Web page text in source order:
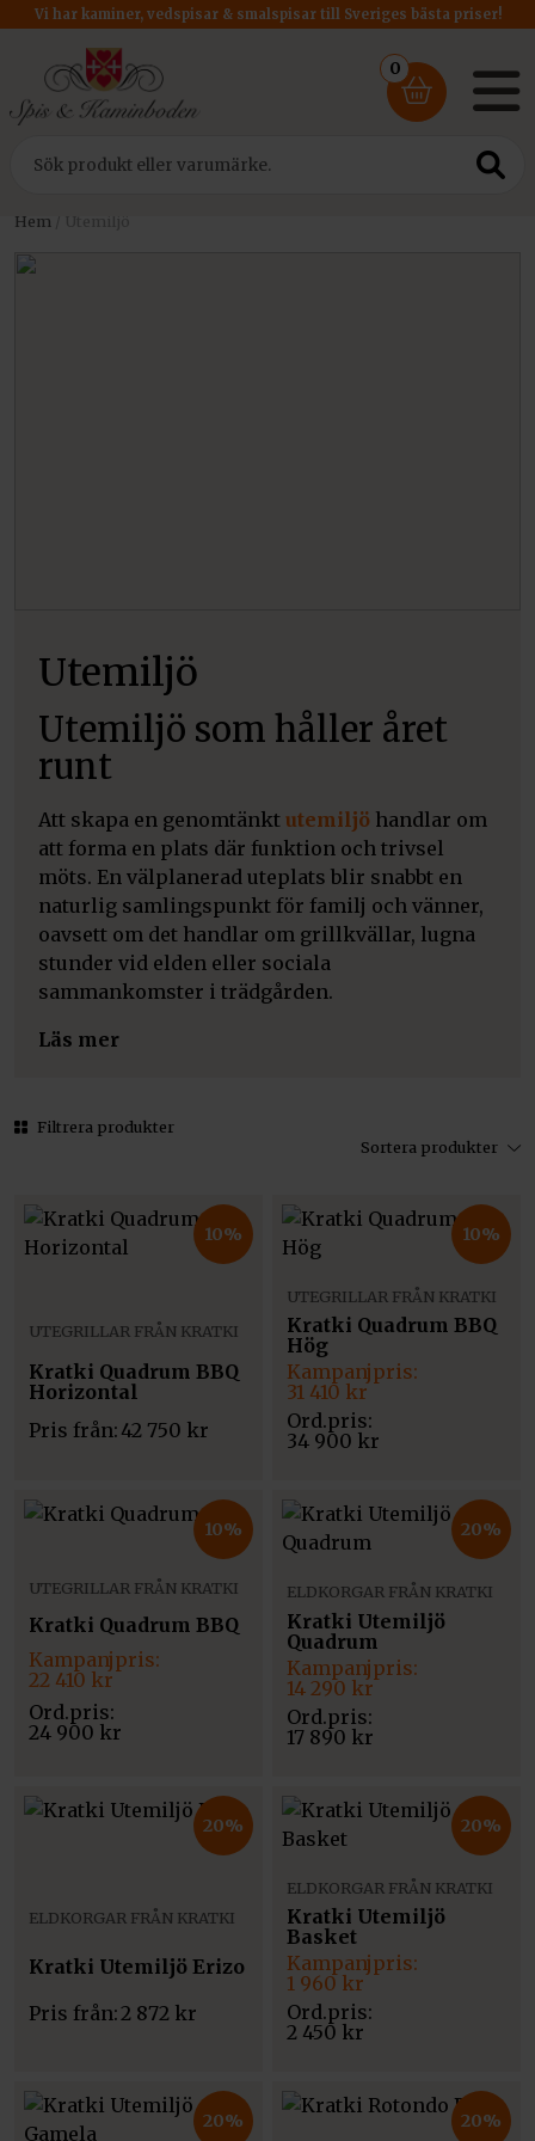
Vi har kaminer, vedspisar & smalspisar till Sveriges bästa priser!
0
Hem
Utemiljö
Utemiljö som håller året
runt
Att skapa en genomtänkt utemiljö handlar om
att forma en plats där funktion och trivsel
möts. En välplanerad uteplats blir snabbt en
naturlig samlingspunkt för familj och vänner,
oavsett om det handlar om grillkvällar, lugna
stunder vid elden eller sociala
sammankomster i trädgården.
Läs mer
Filtrera produkter
Sortera produkter
10%
UTEGRILLAR FRÅN KRATKI
Kratki Quadrum BBQ
Horizontal
Pris från: 42 750 kr
10%
UTEGRILLAR FRÅN KRATKI
Kratki Quadrum BBQ
Hög
34 900 kr
Det
ursprungliga
priset
var:
34
31 410 kr
Det
nuvarande
priset
är:
31
10%
UTEGRILLAR FRÅN KRATKI
Kratki Quadrum BBQ
24 900 kr
Det
ursprungliga
priset
var:
24
22 410 kr
Det
nuvarande
priset
är:
22
20%
ELDKORGAR FRÅN KRATKI
Kratki Utemiljö
Quadrum
17 890 kr
Det
ursprungliga
priset
var:
17
14 290 kr
Det
nuvarande
priset
är:
14
20%
ELDKORGAR FRÅN KRATKI
Kratki Utemiljö Erizo
Pris från:2 872 kr
20%
ELDKORGAR FRÅN KRATKI
Kratki Utemiljö
Basket
2 450 kr
Det
ursprungliga
priset
var:
2
1 960 kr
Det
nuvarande
priset
är:
1
20% 20%